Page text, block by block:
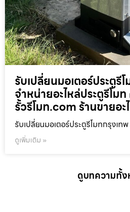
รับเปลี่ยนมอเตอร์ประตูรี
จำหน่ายอะไหล่ประตูรีโม
รั้วรีโมท.com ร้านขายอะ
รับเปลี่ยนมอเตอร์ประตูรีโมทกรุงเท
ดูเพิ่มเติม »
ดูบทความทั้